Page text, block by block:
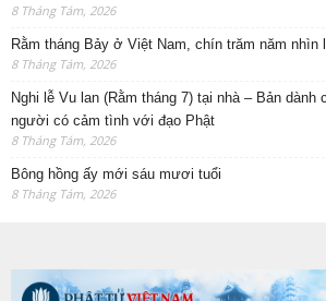
8 Tháng Tám, 2026
Rằm tháng Bảy ở Việt Nam, chín trăm năm nhìn
8 Tháng Tám, 2026
Nghi lễ Vu lan (Rằm tháng 7) tại nhà – Bản
người có cảm tình với đạo Phật
8 Tháng Tám, 2026
Bông hồng ấy mới sáu mươi tuổi
8 Tháng Tám, 2026